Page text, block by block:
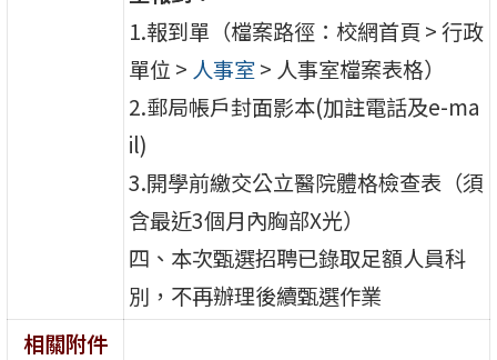
1.報到單（檔案路徑：校網首頁 > 行政
單位 > 人事室> 人事室檔案表格）
2.郵局帳戶封面影本(加註電話及e-ma
il)
3.開學前繳交公立醫院體格檢查表（須
含最近3個月內胸部X光）
四、本次甄選招聘已錄取足額人員科
別，不再辦理後續甄選作業
相關附件